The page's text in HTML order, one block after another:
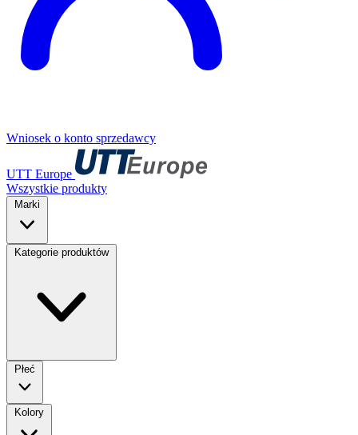
Wniosek o konto sprzedawcy
UTT Europe
Wszystkie produkty
Marki
Kategorie produktów
Płeć
Kolory